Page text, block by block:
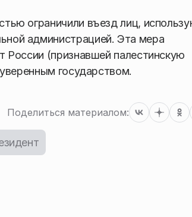
ограничили въезд лиц,
администрацией. Эта мера
России (признавшей палестинскую
государством.
Поделиться материалом: